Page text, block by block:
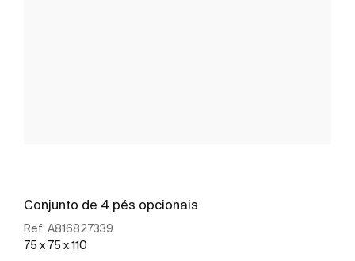
Conjunto de 4 pés opcionais
Ref: A816827339
75 x 75 x 110